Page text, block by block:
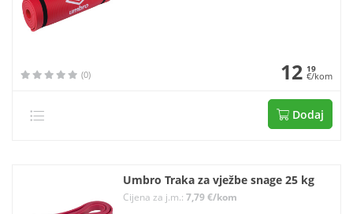
(0) 12 19
€/kom
Dodaj
Umbro Traka za vježbe snage 25 kg
Cijena za j.m.: 7,79 €/kom